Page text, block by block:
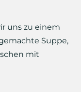
uns zu einem
Suppe,
mit